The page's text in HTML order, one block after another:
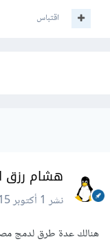
اقتباس
هشام رزق
نشر1 أكتوبر 2015
هنالك عدة طرق لدمج